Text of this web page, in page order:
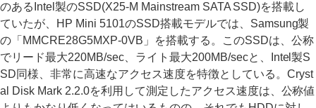
のあるIntel製のSSD(X25-M Mainstream SATA SSD)を搭載し
ていたが、HP Mini 5101のSSD搭載モデルでは、Samsung製
の「MMCRE28G5MXP-0VB」を搭載する。このSSDは、公称
でリード最大220MB/sec、ライト最大200MB/secと、Intel製S
SD同様、非常に高速なアクセス速度を特徴としている。Cryst
al Disk Mark 2.2.0を利用して測定したアクセス速度は、公称値